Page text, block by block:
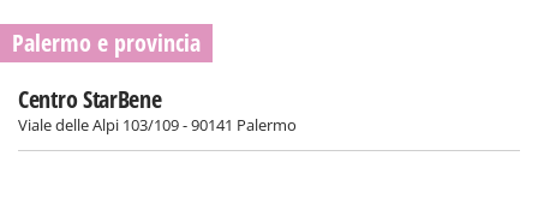
Palermo e provincia
Centro StarBene
Viale delle Alpi 103/109 - 90141 Palermo